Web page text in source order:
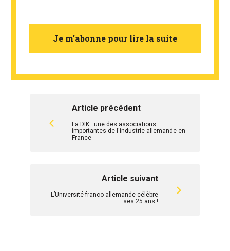
Je m'abonne pour lire la suite
Article précédent
La DIK : une des associations
importantes de l'industrie allemande en
France
Article suivant
L’Université franco-allemande célèbre
ses 25 ans !